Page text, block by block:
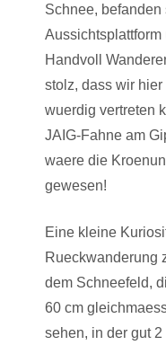
Schnee, befanden
Handvoll
stolz, dass wir hier
wuerdig vertreten
JAIG-Fahne am
waere die
gewesen!
Eine kleine
Rueckwanderung
dem Schneefeld,
60 cm
sehen, in der gut